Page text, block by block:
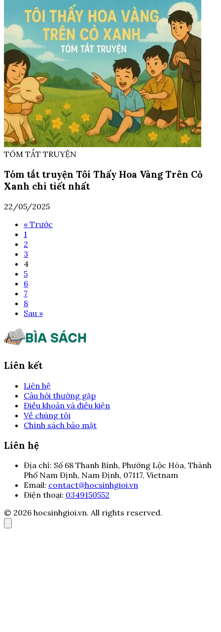
TÓM TẮT TRUYỆN
Tóm tắt truyện Tôi Thấy Hoa Vàng Trên Cỏ
Xanh chi tiết nhất
22/05/2025
« Trước
1
2
3
4
5
6
7
8
Sau »
Liên kết
Liên hệ
Câu hỏi thường gặp
Điều khoản và điều kiện
Về chúng tôi
Chính sách bảo mật
Liên hệ
Địa chỉ: Số 68 Thanh Bình, Phường Lộc Hòa, Thành
Phố Nam Định, Nam Định, 07117, Vietnam
Email: contact@hocsinhgioi.vn
Điện thoại: 0349150552
© 2026 hocsinhgioi.vn. All rights reserved.